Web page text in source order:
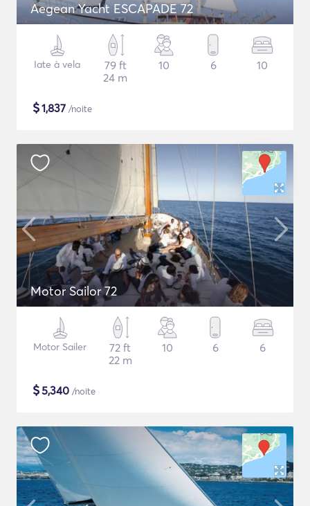
Aegean Yacht ESCAPADE 72
Iate à vela
79 ft
24 m
10 6 10
$1,837 /noite
Motor Sailor 72
Motor Sailer
72 ft
22 m
10 6 6
$5,340 /noite